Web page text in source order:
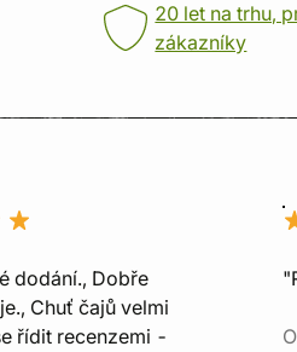
20 let na trhu,
zákazníky
dodání., Dobře
Chuť čajů velmi
řídit recenzemi -